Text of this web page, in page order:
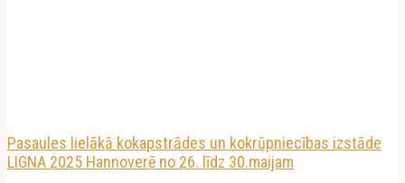
Pasaules lielākā kokapstrādes un kokrūpniecības izstāde
LIGNA 2025 Hannoverē no 26. līdz 30.maijam